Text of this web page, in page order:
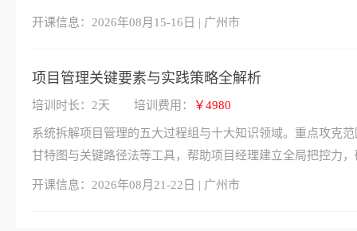
开课信息： 2026年08月15-16日 | 广州市
项目管理关键要素与实践策略全解析
培训时长：2天 培训费用： ￥4980
系统拆解项目管理的五大过程组与十大知识领域。重点攻克
甘特图与关键路径法等工具，帮助项目经理建立全局把控力
开课信息： 2026年08月21-22日 | 广州市